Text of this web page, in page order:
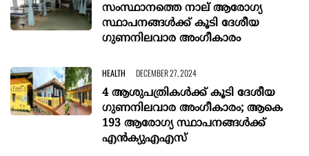
സംസ്ഥാനത്തെ നാല് ആരോഗ്യ
സ്ഥാപനങ്ങൾക്ക് കൂടി ദേശീയ
ഗുണനിലവാര അംഗീകാരം
HEALTH DECEMBER 27, 2024
4 ആശുപത്രികള്‍ക്ക് കൂടി ദേശീയ
ഗുണനിലവാര അംഗീകാരം; ആകെ
193 ആരോഗ്യ സ്ഥാപനങ്ങള്‍ക്ക്
എന്‍ക്യുഎഎസ്